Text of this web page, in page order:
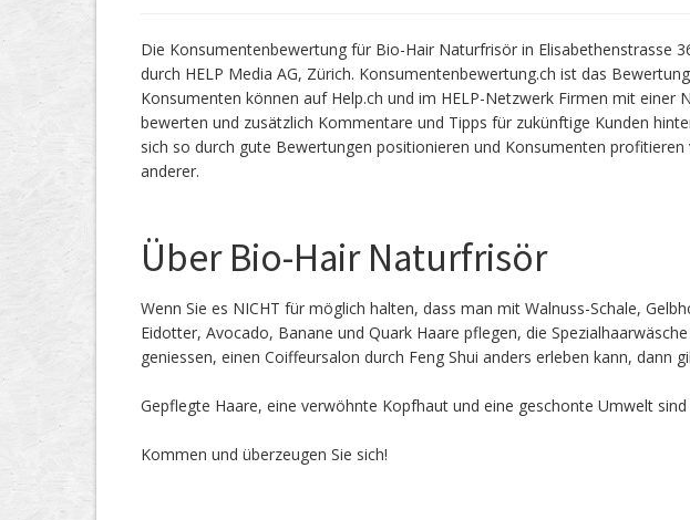
Die Konsumentenbewertung für Bio-Hair Naturfrisör in Elisabethenstrasse
durch HELP Media AG, Zürich. Konsumentenbewertung.ch ist das
Konsumenten können auf Help.ch und im HELP-Netzwerk Firmen mit einer
bewerten und zusätzlich Kommentare und Tipps für zukünftige Kunden
sich so durch gute Bewertungen positionieren und Konsumenten profitieren
anderer.
Über Bio-Hair Naturfrisör
Wenn Sie es NICHT für möglich halten, dass man mit Walnuss-Schale,
Eidotter, Avocado, Banane und Quark Haare pflegen, die
geniessen, einen Coiffeursalon durch Feng Shui anders erleben kann, dann
Gepflegte Haare, eine verwöhnte Kopfhaut und eine geschonte Umwelt sind
Kommen und überzeugen Sie sich!